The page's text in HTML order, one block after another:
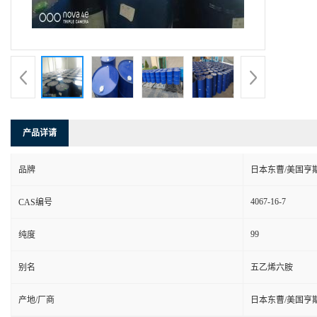
产品详请
品牌 日本东曹/美国亨
CAS编号 4067-16-7
纯度 99
别名 五乙烯六胺
产地/厂商 日本东曹/美国亨